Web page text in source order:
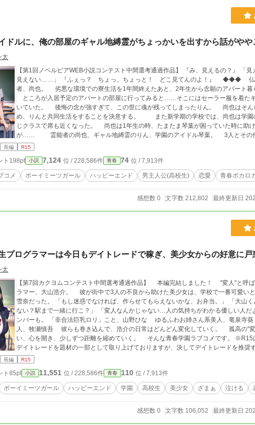
ドルに、俺の部屋のギャル地縛霊がちょっかいを出すから話がやや
太
【第1回ノベルピアWEB小説コンテスト中間選考通過作品】 『み、見えるの？』 「見えるかと言われると……ギリ
見えない……」 『ふぇっ？ ちょっ、ちょっと！ どこ見てんのよ！』 ◆◆◆ 仏教系学園の高校に通う霊能
者、尚也。 劣悪な環境での寮生活を1年間終えたあと、2年生から念願のアパート暮らしを始めることになった。
ところが入居予定のアパートの部屋に行ってみると……そこにはセーラー服を着た
いていた。 後悔の念が強すぎて、この世に魂が残ってしまったりん。 尚也はそんなりんを無事に成仏させるた
め、りんと共同生活をすることを決意する。 また新学期の学校では、尚也は学園のアイドルこと花宮琴葉と同
じクラスで席も近くなった。 尚也は1年生の時、たまたま琴葉が困っていた時に助けてあげたことがあるのだ
が…… 霊能者の尚也、ギャル地縛霊のりん、学園のアイドル琴葉。 3人とその仲間たちが繰り広げる、ちょ
っと不思議な日常。 愉快で甘くて、ちょっと切ない、ライトファンタジーなラブコメディー！ ※本作品はフィク
長編 R15
ト 198pt 小説 7,124 位 / 228,586件 青春 74 位 / 7,913件
コメ ボーイミーツガール ハッピーエンド 男主人公(高校生) 恋愛 青春ボカロ
感想数 0 文字数 212,802 最終更新日
プログラマーは今日もデイトレードで稼ぎ、美少女からの好意に戸
太
【第7回カクヨムコンテスト中間選考通過作品】 本編完結しました！ "変人"と呼ばれている天才高校生プログ
ラマー、大山浩介。 彼が街中で3人の不良から助けた美少女は、学校で一番可愛い
雪奈だった。 「もし迷惑でなければ、作らせてもらえないかな、お弁当。」 「大山くん、私をその傘に入れてくれ
ない？駅まで一緒に行こ？」 「変人なんかじゃない…人の気持ちがわかる優しい人だよ。」 その他個性豊
ンバーも。 「非合法巨乳ロリ」こと、山野ひな ゆるふわお姉さん系美人、竜泉寺
人、牧瀬慎吾 彼らも巻き込んで、浩介の日常はどんどん変化していく。 孤高の"変人"高校生が美少女と出会
い、心を開き、少しずつ距離を縮めていく。 そんな青春学園ラブコメです。 ※R15は保険です。 ※本作品では
デイトレードを題材の一部として取り上げておりますが、決してデイトレードを推奨
た本作品はフィクションであり、実在の人物や団体、製品とは一切関係ありません。
長編 R15
ト 85pt 小説 11,551 位 / 228,586件 青春 110 位 / 7,913件
ボーイミーツガール ハッピーエンド 学園 高校生 美少女 ざまぁ 泣ける
感想数 0 文字数 106,052 最終更新日